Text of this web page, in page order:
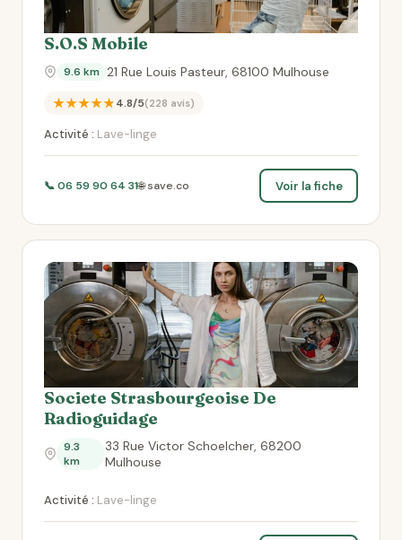
S.O.S Mobile
9.6 km 21 Rue Louis Pasteur, 68100 Mulhouse
★★★★★4.8/5(228 avis)
Activité : Lave-linge
📞 06 59 90 64 31🌐 save.co Voir la fiche
Societe Strasbourgeoise De
Radioguidage
9.3
km
33 Rue Victor Schoelcher, 68200
Mulhouse
Activité : Lave-linge